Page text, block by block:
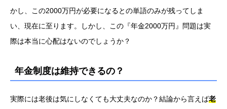
かし、この2000万円が必要になるとの単語のみが残ってしま
い、現在に至ります。しかし、この『年金2000万円』問題は実
際は本当に心配はないのでしょうか？
年金制度は維持できるの？
実際には老後は気にしなくても大丈夫なのか？結論から言えば老